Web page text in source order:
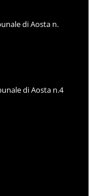
di Aosta n.
di Aosta n.4